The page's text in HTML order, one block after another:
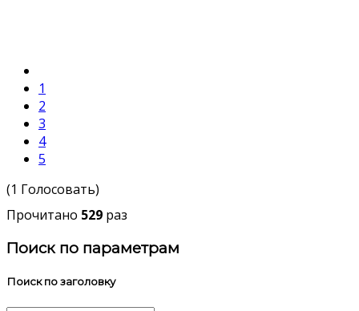
1
2
3
4
5
(1 Голосовать)
Прочитано 529 раз
Поиск по параметрам
Поиск по заголовку